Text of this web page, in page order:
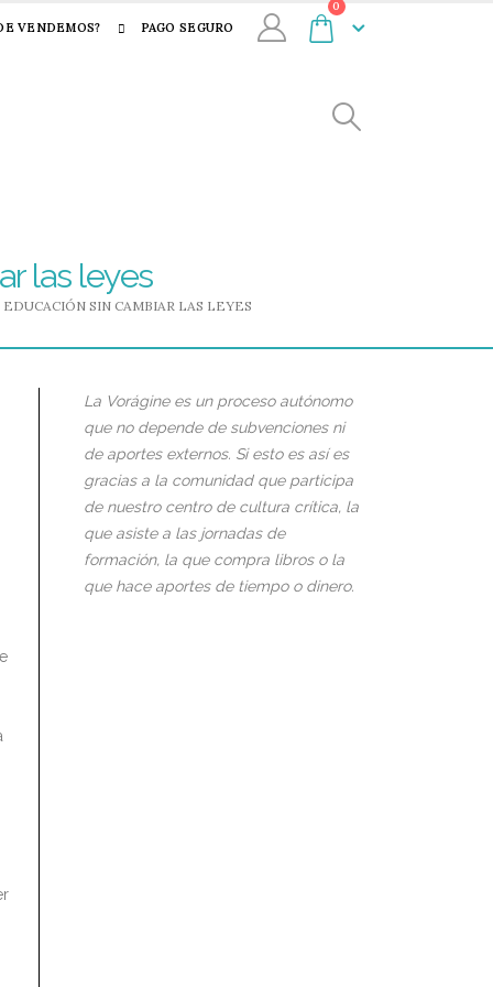
VENDEMOS? PAGO SEGURO
0
las leyes
SIN CAMBIAR LAS LEYES
La Vorágine es un proceso autónomo
que no depende de subvenciones ni
de aportes externos. Si esto es así es
gracias a la comunidad que participa
de nuestro centro de cultura crítica, la
que asiste a las jornadas de
formación, la que compra libros o la
que hace aportes de tiempo o dinero.